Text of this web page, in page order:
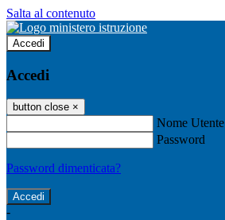
Salta al contenuto
Accedi
Accedi
button close ×
Nome Utente
Password
Password dimenticata?
-